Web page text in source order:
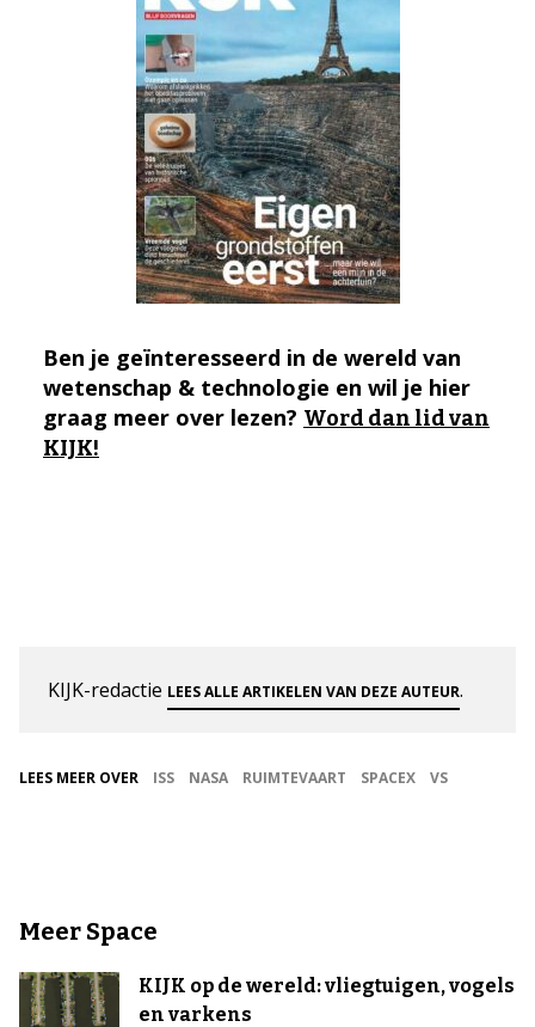
Ben je geïnteresseerd in de wereld van
wetenschap & technologie en wil je hier
graag meer over lezen? Word dan lid van
KIJK!
KIJK-redactie LEES ALLE ARTIKELEN VAN DEZE AUTEUR.
LEES MEER OVER ISS NASA RUIMTEVAART SPACEX VS
Meer Space
KIJK op de wereld: vliegtuigen, vogels
en varkens